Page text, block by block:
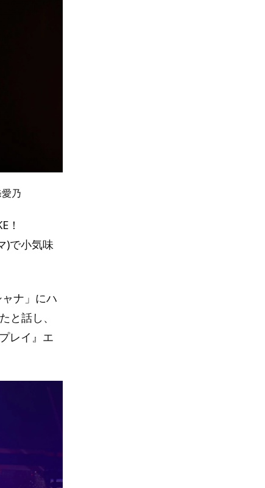
乃
！
)で小気味
ナ」にハ
と話し、
レイ』エ